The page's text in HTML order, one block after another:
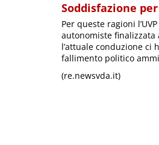
Soddisfazione
Per queste ragioni
autonomiste
l’attuale conduzione ci
fallimento politico
(re.newsvda.it)